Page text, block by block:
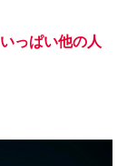
いっぱい他の人